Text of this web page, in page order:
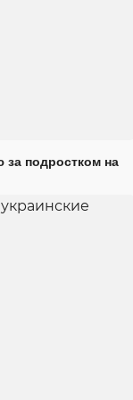
за подростком на